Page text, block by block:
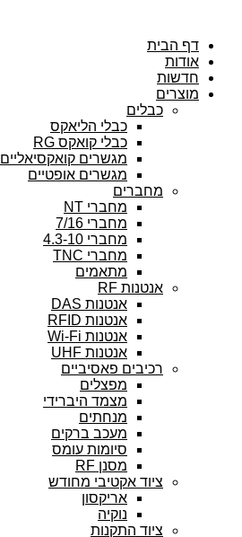
דף הבית
אודות
חדשות
מוצרים
כבלים
כבלי הליאקס
כבלי קואקס RG
מגשרים קואקסיאליים
מגשרים אופטיים
מחברים
מחברי NT
מחברי 7/16
מחברי 4.3-10
מחברי TNC
מתאמים
אנטנות RF
אנטנות DAS
אנטנות RFID
אנטנות Wi-Fi
אנטנות UHF
רכיבים פאסיביים
מפצלים
מצמד היברידי
מנחתים
מעכב ברקים
סיומות עומס
מסנן RF
ציוד אקטיבי מחודש
אריקסון
נוקיה
ציוד התקנות